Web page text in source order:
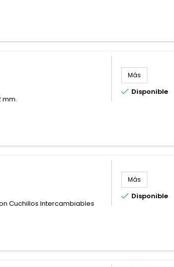
mm.
Más
 Disponible
Cuchillos Intercambiables
Más
 Disponible